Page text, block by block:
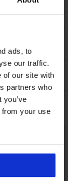
ads, to
our traffic.
of our site with
partners who
from your use